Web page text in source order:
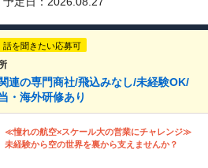
話を聞きたい応募可
連の専門商社/飛込みなし/未経験OK/
・海外研修あり
≪憧れの航空×スケール大の営業にチャレンジ≫
未経験から空の世界を裏から支えませんか？